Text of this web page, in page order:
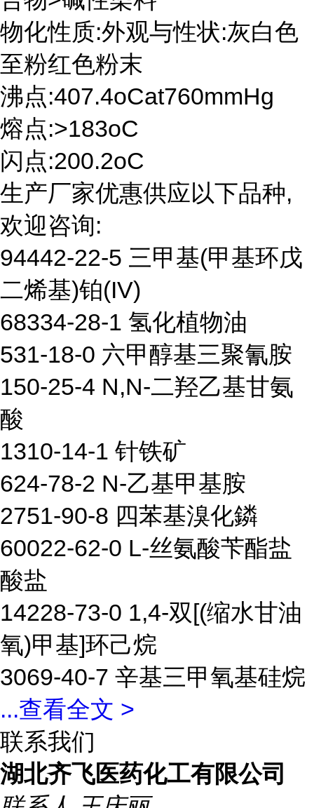
物化性质:外观与性状:灰白色
至粉红色粉末
沸点:407.4oCat760mmHg
熔点:>183oC
闪点:200.2oC
生产厂家优惠供应以下品种,
欢迎咨询:
94442-22-5 三甲基(甲基环戊
二烯基)铂(IV)
68334-28-1 氢化植物油
531-18-0 六甲醇基三聚氰胺
150-25-4 N,N-二羟乙基甘氨
酸
1310-14-1 针铁矿
624-78-2 N-乙基甲基胺
2751-90-8 四苯基溴化鏻
60022-62-0 L-丝氨酸苄酯盐
酸盐
14228-73-0 1,4-双[(缩水甘油
氧)甲基]环己烷
3069-40-7 辛基三甲氧基硅烷
...查看全文 >
联系我们
湖北齐飞医药化工有限公司